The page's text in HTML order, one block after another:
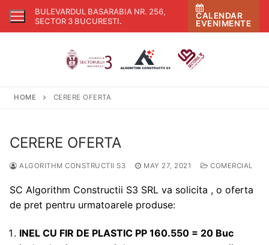
Skip
BULEVARDUL BASARABIA NR. 256,
SECTOR 3 BUCURESTI.
CALENDAR
EVENIMENTE
HOME CERERE OFERTA
CERERE OFERTA
ALGORITHM CONSTRUCTII S3 MAY 27, 2021 COMERCIAL
SC Algorithm Constructii S3 SRL va solicita , o oferta
de pret pentru urmatoarele produse:
INEL CU FIR DE PLASTIC PP 160.550 = 20 Buc